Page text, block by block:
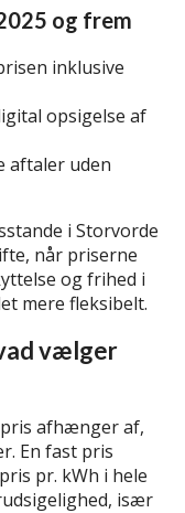
og frem
inklusive
opsigelse af
aftaler uden
i Storvorde
når priserne
og frihed i
mere fleksibelt.
vælger
afhænger af,
En fast pris
pr. kWh i hele
især